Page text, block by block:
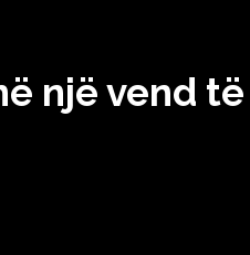
një vend